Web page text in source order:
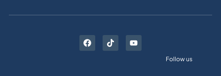
Follow us